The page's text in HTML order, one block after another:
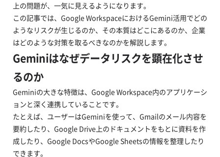
上の問題が、一気に見えるようになります。
この記事では、Google WorkspaceにおけるGemini活用でどの
ようなリスクが生じるのか、その本質はどこにあるのか、企業
はどのような対策を取るべきなのかを解説します。
Geminiはなぜデータリスクを顕在化させ
るのか
Geminiの大きな特徴は、Google Workspace内のアプリケーシ
ョンと深く連携していることです。
たとえば、ユーザーはGeminiを使って、Gmailのメール内容を
要約したり、Google Drive上のドキュメントをもとに資料を作
成したり、Google DocsやGoogle Sheetsの情報を整理したり
できます。